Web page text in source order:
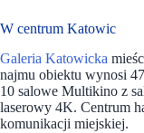
W centrum Katowic
Galeria Katowicka
najmu obiektu wynosi
10 salowe Multikino z
laserowy 4K. Centrum
komunikacji miejskiej.